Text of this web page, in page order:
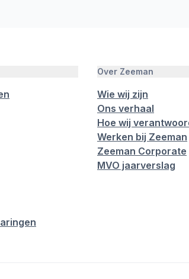
Over Zeeman
Wie wij zijn
Ons verhaal
Hoe wij
Werken bij Zeeman
Zeeman Corporate
MVO jaarverslag